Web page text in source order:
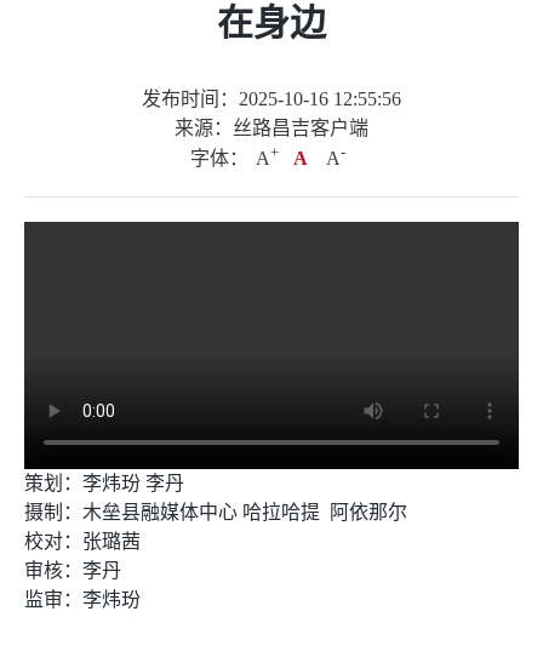
在身边
发布时间：2025-10-16 12:55:56
来源：丝路昌吉客户端
字体：
A+ A A-
策划：李炜玢 李丹
摄制：木垒县融媒体中心 哈拉哈提 阿依那尔
校对：张璐茜
审核：李丹
监审：李炜玢